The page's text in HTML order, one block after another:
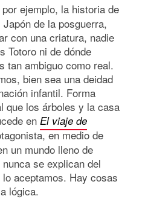
por ejemplo, la historia de
de la posguerra,
con una criatura, nadie
Totoro ni de dónde
tan ambiguo como real.
bien sea una deidad
infantil. Forma
que los árboles y la casa
en El viaje de
en medio de
un mundo lleno de
se explican del
aceptamos. Hay cosas
lógica.